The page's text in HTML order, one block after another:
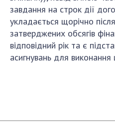
завдання на строк дії
укладається щорічно
затверджених обсягів
відповідний рік та є
асигнувань для виконання